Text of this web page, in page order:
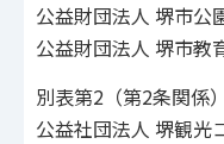
公益財団法人 堺市公
公益財団法人 堺市教
別表第2（第2条関係）
公益社団法人 堺観光